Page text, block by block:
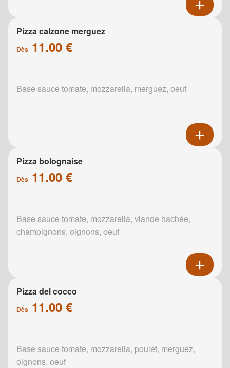
Pizza calzone merguez
Dès 11.00 €
Base sauce tomate, mozzarella, merguez, oeuf
Pizza bolognaise
Dès 11.00 €
Base sauce tomate, mozzarella, viande hachée,
champignons, oignons, oeuf
Pizza del cocco
Dès 11.00 €
Base sauce tomate, mozzarella, poulet, merguez,
oignons, oeuf